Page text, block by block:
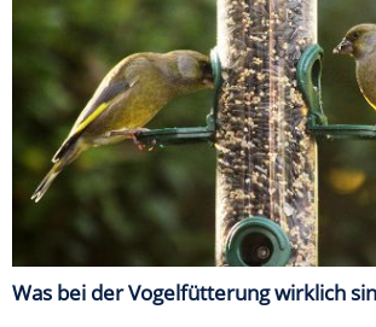
Was bei der Vogelfütterung wirklich